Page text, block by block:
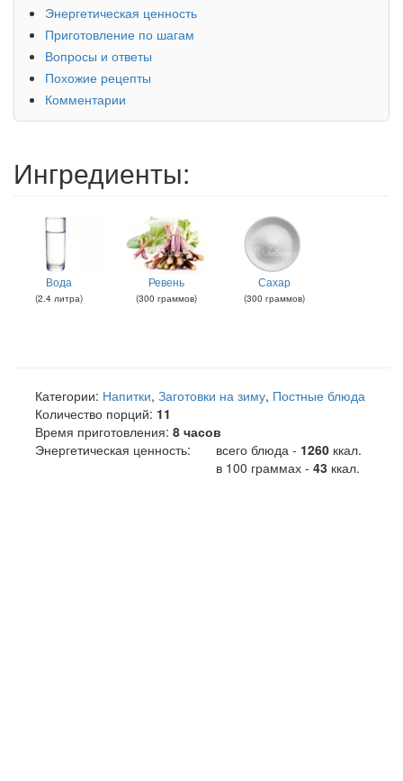
Энергетическая ценность
Приготовление по шагам
Вопросы и ответы
Похожие рецепты
Комментарии
Ингредиенты:
Вода
(2.4 литра)
Ревень
(300 граммов)
Сахар
(300 граммов)
Категории: Напитки, Заготовки на зиму, Постные блюда
Количество порций: 11
Время приготовления: 8 часов
Энергетическая ценность:
всего блюда - 1260 ккал.
в 100 граммах - 43 ккал.